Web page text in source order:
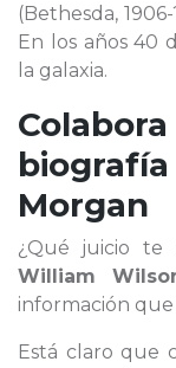
(Bethesda,
En los años 40
la galaxia.
Morgan
¿Qué juicio te
William
información que
Está claro que